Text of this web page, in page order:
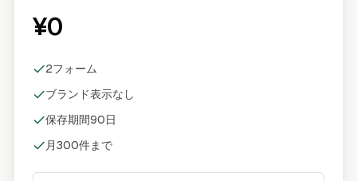
¥0
2フォーム
ブランド表示なし
保存期間90日
月300件まで